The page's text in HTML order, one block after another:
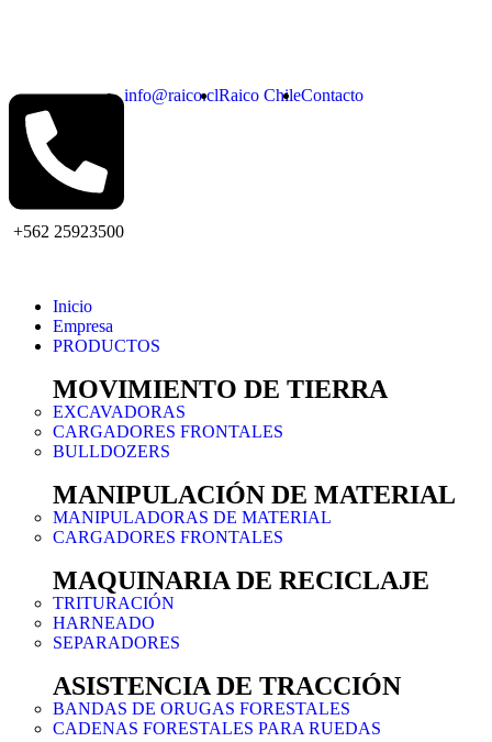
+562 25923500
info@raico.clRaico ChileContacto
Inicio
Empresa
PRODUCTOS
MOVIMIENTO DE TIERRA
EXCAVADORAS
CARGADORES FRONTALES
BULLDOZERS
MANIPULACIÓN DE MATERIAL
MANIPULADORAS DE MATERIAL
CARGADORES FRONTALES
MAQUINARIA DE RECICLAJE
TRITURACIÓN
HARNEADO
SEPARADORES
ASISTENCIA DE TRACCIÓN
BANDAS DE ORUGAS FORESTALES
CADENAS FORESTALES PARA RUEDAS